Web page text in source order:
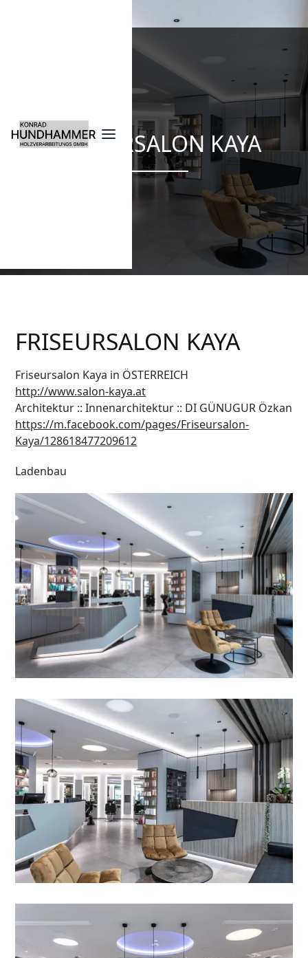
FRISEURSALON KAYA
FRISEURSALON KAYA
Friseursalon Kaya in ÖSTERREICH
http://www.salon-kaya.at
Architektur :: Innenarchitektur :: DI GÜNUGUR Özkan
https://m.facebook.com/pages/Friseursalon-
Kaya/128618477209612
Ladenbau